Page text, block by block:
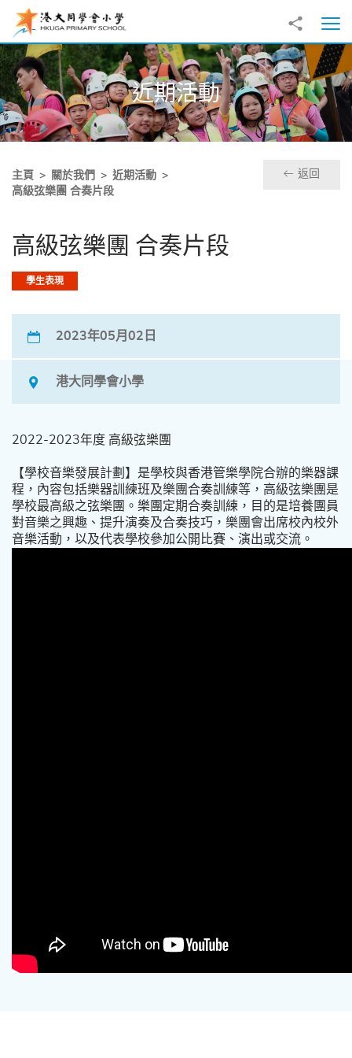
跳至主內容
分享到
打
近期活動
主頁 關於我們
近期活動
高級弦樂團 合奏片段
返回
高級弦樂團 合奏片段
學生表現
2023年05月02日
港大同學會小學
2022-2023年度 高級弦樂團
【學校音樂發展計劃】是學校與香港管樂學院合辦的樂器課
程，內容包括樂器訓練班及樂團合奏訓練等，高級弦樂團是
學校最高級之弦樂團。樂團定期合奏訓練，目的是培養團員
對音樂之興趣、提升演奏及合奏技巧，樂團會出席校內校外
音樂活動，以及代表學校參加公開比賽、演出或交流。